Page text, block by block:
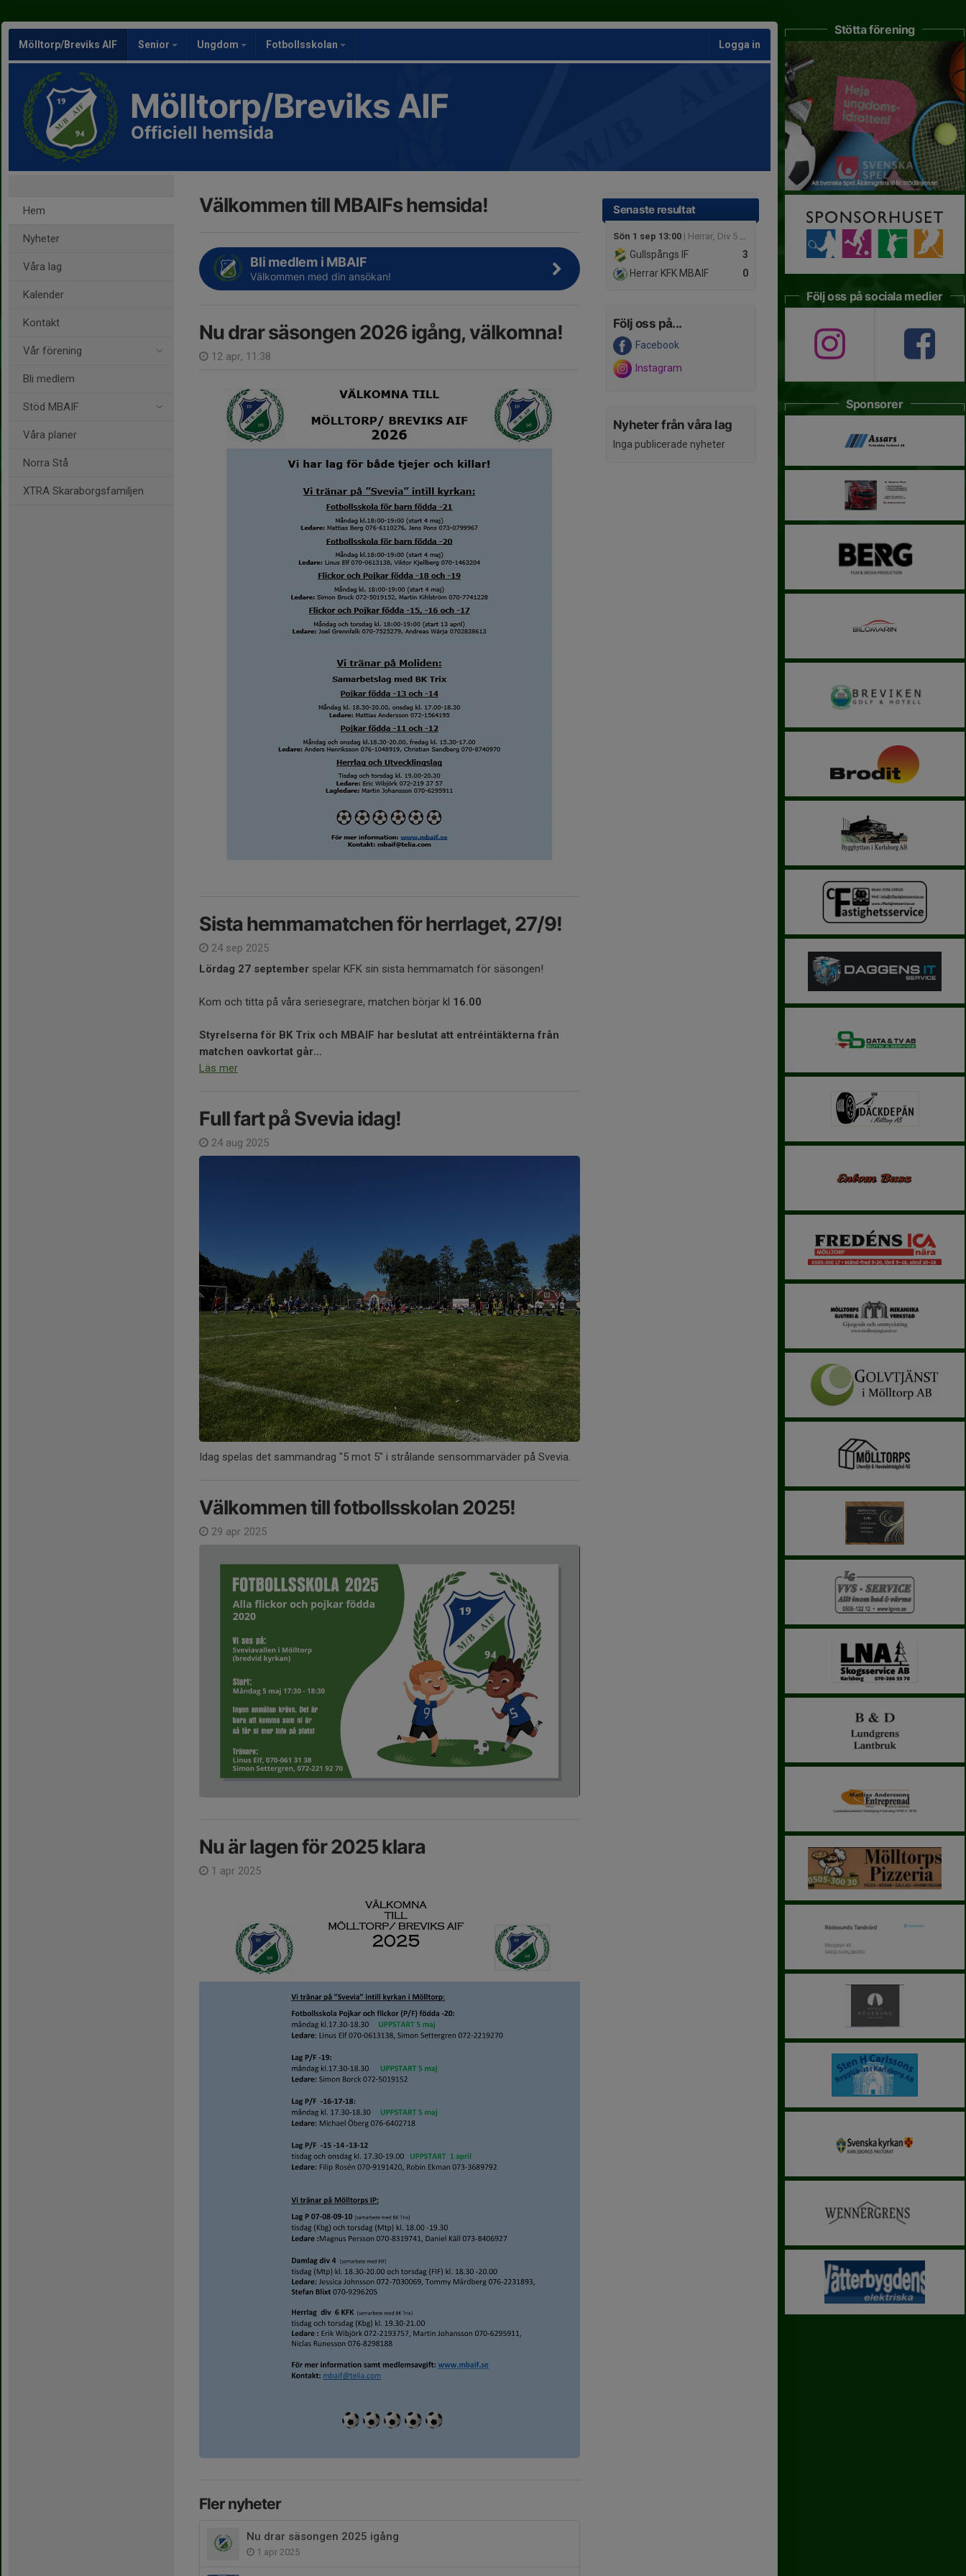
Mölltorp/Breviks AIF Senior Ungdom Fotbollsskolan Logga in
Mölltorp/Breviks AIF
Officiell hemsida
Hem
Nyheter
Våra lag
Kalender
Kontakt
Vår förening
Bli medlem
Stöd MBAIF
Våra planer
Norra Stå
XTRA Skaraborgsfamiljen
Senaste resultat
Sön 1 sep 13:00 | Herrar, Div 5 Östra
3
Gullspångs IF
0
Herrar KFK MBAIF
Följ oss på...
Facebook
Instagram
Nyheter från våra lag
Inga publicerade nyheter
Välkommen till MBAIFs hemsida!
Bli medlem i MBAIF
Välkommen med din ansökan!
Nu drar säsongen 2026 igång, välkomna!
12 apr, 11:38
Sista hemmamatchen för herrlaget, 27/9!
24 sep 2025
Lördag 27 september spelar KFK sin sista hemmamatch för säsongen!
Kom och titta på våra seriesegrare, matchen börjar kl 16.00
Styrelserna för BK Trix och MBAIF har beslutat att entréintäkterna från
matchen oavkortat går...
Läs mer
Full fart på Svevia idag!
24 aug 2025
Idag spelas det sammandrag "5 mot 5" i strålande sensommarväder på Svevia.
Välkommen till fotbollsskolan 2025!
29 apr 2025
Nu är lagen för 2025 klara
1 apr 2025
Fler nyheter
Nu drar säsongen 2025 igång
1 apr 2025
Stötta förening
Följ oss på sociala medier
Sponsorer